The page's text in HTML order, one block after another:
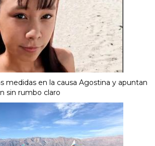
medidas en la causa Agostina y apuntan
sin rumbo claro